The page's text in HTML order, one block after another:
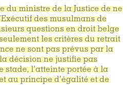
du ministre de la Justice de ne
des musulmans de
questions en droit belge
les critères du retrait
ne sont pas prévus par la
décision ne justifie pas
stade, l’atteinte portée à la
au principe d’égalité et de